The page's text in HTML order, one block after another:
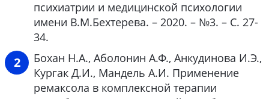
психиатрии и медицинской психологии
имени В.М.Бехтерева. – 2020. – №3. – С. 27-
34.
Бохан Н.А., Аболонин А.Ф., Анкудинова И.Э.,
Кургак Д.И., Мандель А.И. Применение
ремаксола в комплексной терапии